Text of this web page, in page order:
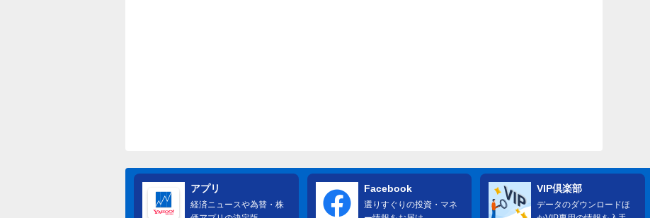
アプリ
経済ニュースや為替・株
Facebook
選りすぐりの投資・マネ
VIP倶楽部
データのダウンロードほ